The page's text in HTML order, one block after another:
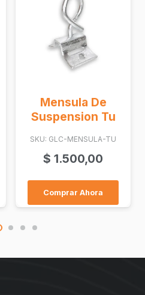
Mensula De
Suspension Tu
SKU: GLC-MENSULA-TU
$ 1.500,00
Comprar Ahora